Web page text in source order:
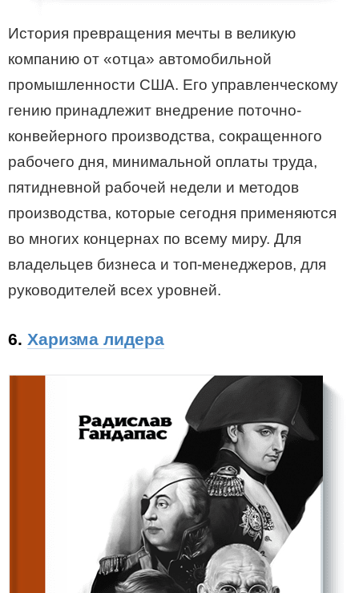
История превращения мечты в великую
компанию от «отца» автомобильной
промышленности США. Его управленческому
гению принадлежит внедрение поточно-
конвейерного производства, сокращенного
рабочего дня, минимальной оплаты труда,
пятидневной рабочей недели и методов
производства, которые сегодня применяются
во многих концернах по всему миру. Для
владельцев бизнеса и топ-менеджеров, для
руководителей всех уровней.
6. Харизма лидера